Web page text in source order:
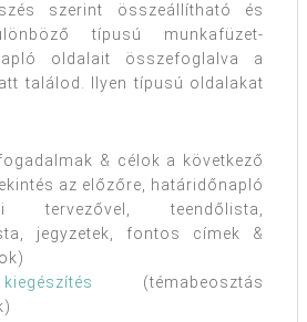
szerint összeállítható és
típusú munkafüzet-
oldalait összefoglalva a
találod. Ilyen típusú oldalakat
& célok a következő
az előzőre, határidőnapló
tervezővel, teendőlista,
jegyzetek, fontos címek &
(témabeosztás